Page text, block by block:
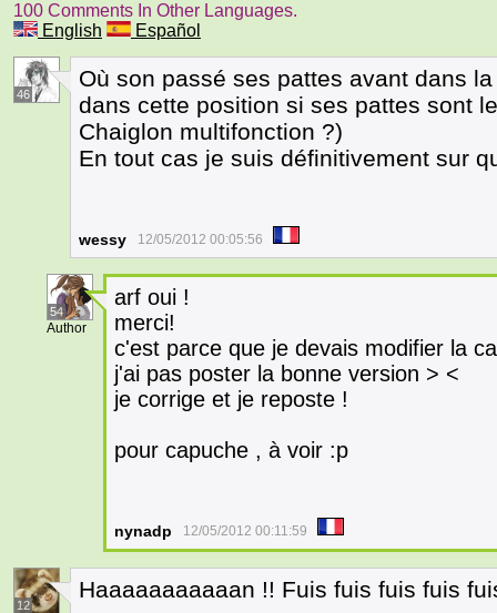
100 Comments In Other Languages.
English
Español
46
Où son passé ses pattes avant dans
dans cette position si ses pattes sont
Chaiglon multifonction ?)
En tout cas je suis définitivement sur
wessy 12/05/2012 00:05:56
54
Author
arf oui !
merci!
c'est parce que je devais modifier la
j'ai pas poster la bonne version > <
je corrige et je reposte !
pour capuche , à voir :p
nynadp 12/05/2012 00:11:59
12
Haaaaaaaaaaan !! Fuis fuis fuis fuis